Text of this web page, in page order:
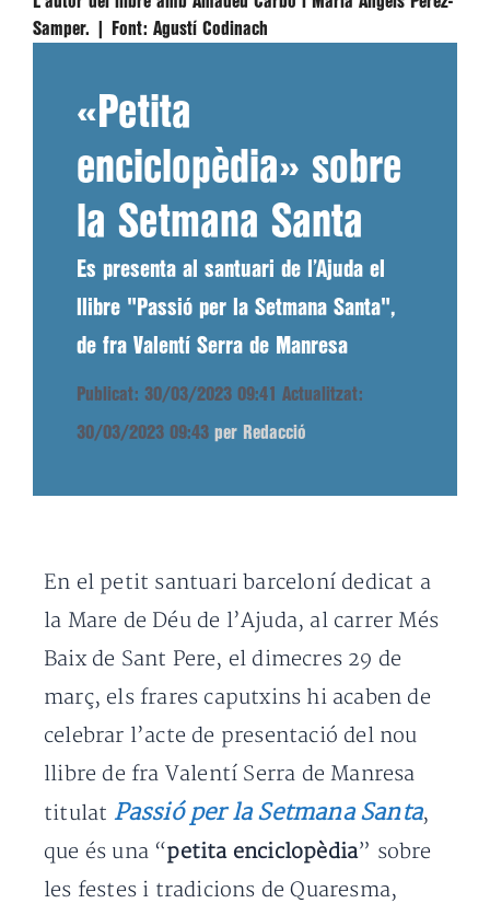
Samper. |
Font: Agustí Codinach
«Petita
enciclopèdia» sobre
la Setmana Santa
Es presenta al santuari de l’Ajuda el
llibre "Passió per la Setmana Santa",
de fra Valentí Serra de Manresa
Publicat: 30/03/2023 09:41 Actualitzat:
30/03/2023 09:43 per Redacció
En el petit santuari barceloní dedicat a
la Mare de Déu de l’Ajuda, al carrer Més
Baix de Sant Pere, el dimecres 29 de
març, els frares caputxins hi acaben de
celebrar l’acte de presentació del nou
llibre de fra Valentí Serra de Manresa
titulat Passió per la Setmana Santa,
que és una “petita enciclopèdia” sobre
les festes i tradicions de Quaresma,